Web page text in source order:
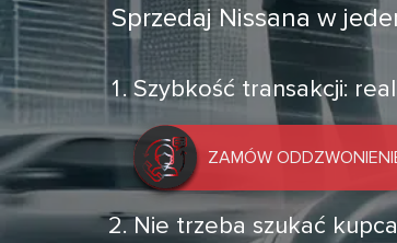
Sprzedaj Nissana w
Szybkość transakcji:
ZAMÓW
Nie trzeba szukać